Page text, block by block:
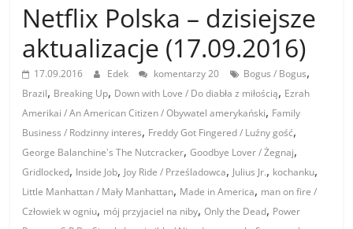
Netflix Polska – dzisiejsze
aktualizacje (17.09.2016)
17.09.2016 Edek komentarzy 20 Bogus / Bogus,
Brazil, Breaking Up, Down with Love / Do diabła z miłością, Ezrah
Amerikai / An American Citizen / Obywatel amerykański, Family
Business / Rodzinny interes, Freddy Got Fingered / Luźny gość,
George Balanchine's The Nutcracker,Goodbye Lover / Żegnaj,
Gridlocked, Inside Job, Joy Ride / Prześladowca, Julius Jr., kochanku,
Little Manhattan / Mały Manhattan, Made in America, man on fire /
Człowiek w ogniu, mój przyjaciel na niby,Only the Dead, Power